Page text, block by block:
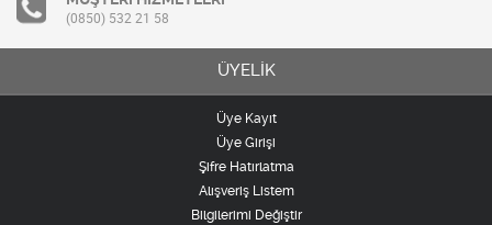
(0850) 532 21 58
ÜYELİK
Üye Kayıt
Üye Girişi
Şifre Hatırlatma
Alışveriş Listem
Bilgilerimi Değiştir